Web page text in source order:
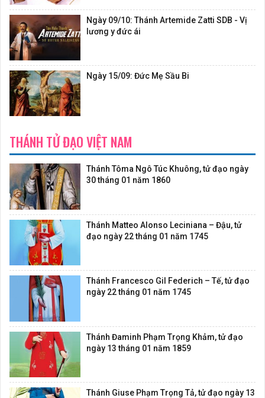
Ngày 09/10: Thánh Artemide Zatti SDB - Vị
lương y đức ái
Ngày 15/09: Đức Mẹ Sầu Bi
THÁNH TỬ ĐẠO VIỆT NAM
Thánh Tôma Ngô Túc Khuông, tử đạo ngày
30 tháng 01 năm 1860
Thánh Matteo Alonso Leciniana – Đậu, tử
đạo ngày 22 tháng 01 năm 1745
Thánh Francesco Gil Federich – Tế, tử đạo
ngày 22 tháng 01 năm 1745
Thánh Đaminh Phạm Trọng Khảm, tử đạo
ngày 13 tháng 01 năm 1859
Thánh Giuse Phạm Trọng Tả, tử đạo ngày 13